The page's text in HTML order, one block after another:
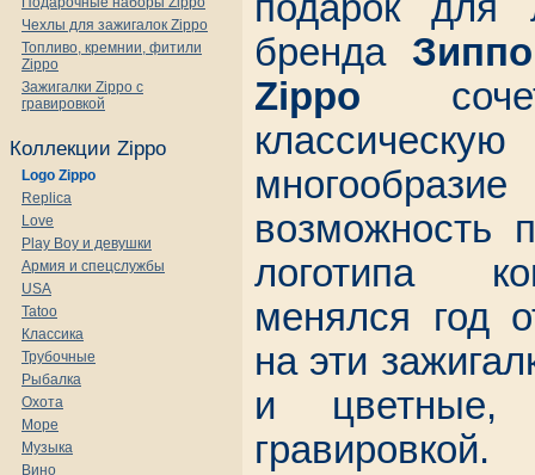
Чехлы для зажигалок Zippo
Топливо, кремнии, фитили
Zippo
Зажигалки Zippo с
гравировкой
Коллекции Zippo
Logo Zippo
Replica
Love
Play Boy и девушки
Армия и спецслужбы
USA
Tatoo
Классика
Трубочные
Рыбалка
Охота
Море
Музыка
Вино
бренда Зиппо
Zippo
возможность
логотипа
менялся год
на эти
и